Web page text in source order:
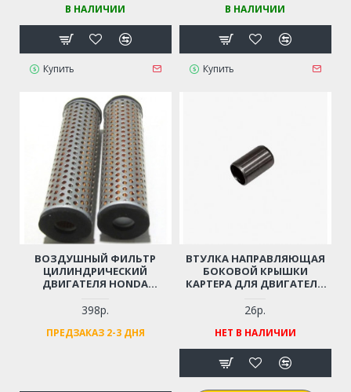
В НАЛИЧИИ
Купить
В НАЛИЧИИ
Купить
ВОЗДУШНЫЙ ФИЛЬТР
ЦИЛИНДРИЧЕСКИЙ
ДВИГАТЕЛЯ HONDA
ВИБРОТРАМБОВКИ,
ШЛЕПНОГИ, ВИБРОНОГИ
(165X45 ММ)
398р.
ПРЕДЗАКАЗ 2-3 ДНЯ
ВТУЛКА НАПРАВЛЯЮЩАЯ
БОКОВОЙ КРЫШКИ
КАРТЕРА ДЛЯ ДВИГАТЕЛЯ
HONDA GX160
26р.
НЕТ В НАЛИЧИИ